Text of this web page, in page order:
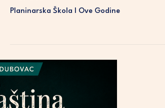
Planinarska Škola I Ove Godine